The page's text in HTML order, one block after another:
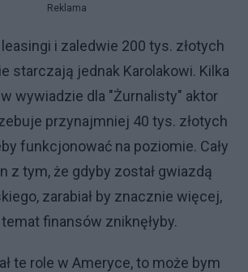
Reklama
i zaledwie 200 tys. złotych
starczają jednak Karolakowi. Kilka
wywiadzie dla "Żurnalisty" aktor
przynajmniej 40 tys. złotych
funkcjonować na poziomie. Cały
z tym, że gdyby został gwiazdą
zarabiał by znacznie więcej,
finansów zniknęłyby.
te role w Ameryce, to może bym